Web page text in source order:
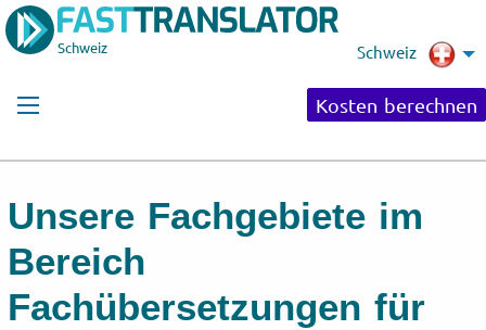
Schweiz Schweiz
Kosten berechnen
Unsere Fachgebiete im
Bereich
Fachübersetzungen für